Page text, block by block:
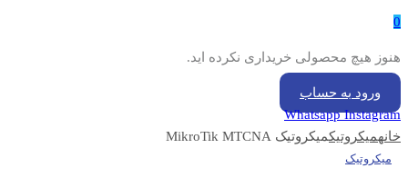
0
هنوز هیچ محصولی خریداری نکرده اید.
ورود به حساب
Whatsapp Instagram
خانهمیکروتیکمیکروتیک MikroTik MTCNA
میکروتیک